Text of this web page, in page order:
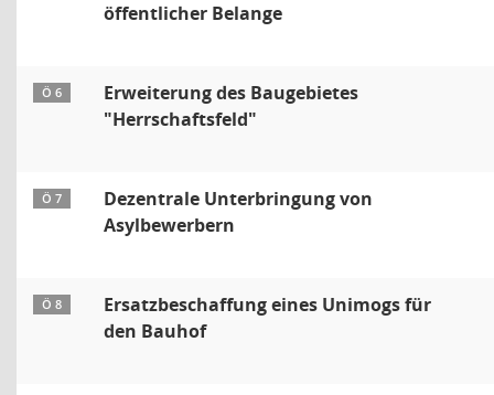
öffentlicher Belange
Ö 6
Erweiterung des Baugebietes
"Herrschaftsfeld"
Ö 7
Dezentrale Unterbringung von
Asylbewerbern
Ö 8
Ersatzbeschaffung eines Unimogs für
den Bauhof